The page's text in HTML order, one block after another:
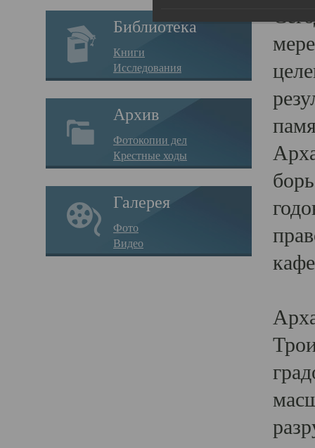
Библиотека
Книги
Исследования
Архив
Фотокопии дел
Крестные ходы
Галерея
Фото
Видео